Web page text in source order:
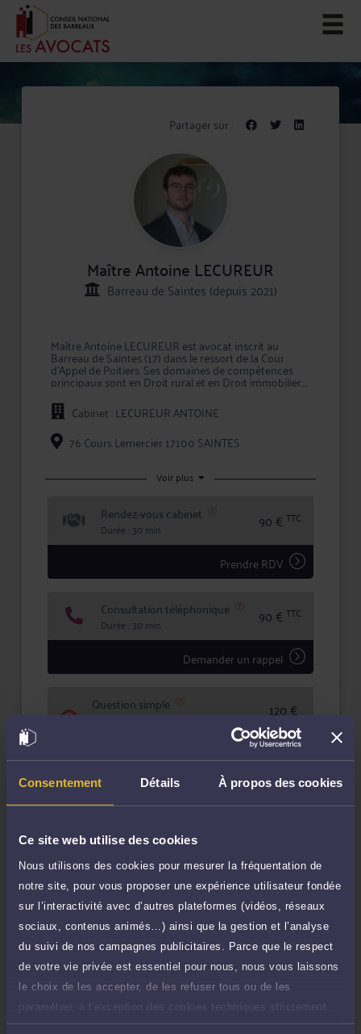
Consentement Détails À propos des cookies
Ce site web utilise des cookies
Nous utilisons des cookies pour mesurer la fréquentation de
notre site, pour vous proposer une expérience utilisateur fondée
sur l’interactivité avec d’autres plateformes (vidéos, réseaux
sociaux, contenus animés…) ainsi que la gestion et l’analyse
du suivi de nos campagnes publicitaires. Parce que le respect
de votre vie privée est essentiel pour nous, nous vous laissons
le choix de les accepter, de les refuser tous ou de les
paramétrer, à l’exception des cookies techniques strictement
nécessaires au fonctionnement du site.
Partager sur :
Maître Antoine LECUREUR
Barreau de Saintes (depuis 2021)
Maître Antoine LECUREUR est avocat inscrit au
Barreau de Saintes (17) dans le ressort de la Cour
d'Appel de Poitiers. Ses domaines de compétences
principaux sont en Droit rural et en Droit immobilier.
L'approche personnalisée mise en œuvre par Me
LECUREUR permet d'assurer une prestation de
conseil à valeur ajoutée et une représentation en
justice de qualité devant les tribunaux.
intérêts à Me LECUREUR, vous bénéficiez d'une
totale confidentialité dans le traitement de votre
dossier.
Cabinet : LECUREUR ANTOINE
76 Cours Lemercier 17100 SAINTES
Voir plus
Rendez-vous cabinet
Durée : 30 min 90 € TTC
Prendre RDV
Consultation téléphonique
Durée : 30 min 90 € TTC
Demander un rappel
Question simple
Réponse concise à votre question (moins 120 €
TTC
Poser une question
Consultation écrite
d'ajout d'une pièce jointe
Consulter par écrit
Payer des honoraires ou une facture
Vous souhaitez payer une facture ou des
honoraires à l’avocat par Carte Bancaire.
Payer